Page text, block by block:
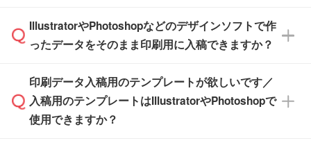
品が決まりましたらお早めのご発注をお願いい
たします。
※土日祝日を除く営業日換算です。
※沖縄・離島は追加日数がかかります。
※化粧箱から白箱への入れ替えや、オリジナル
箱の作成は原則承っておりません。
無料の「デザインシミュレーター」を使えば、
PCやスマホから簡単にデザインを作成できま
ザインソフトがなくても安心です。
また、「データ作成サービス
IllustratorやPhotoshopなどのデザインソフトで作
ったデータをそのまま印刷用に入稿できますか？
IllustratorやPhotoshop、CLIP STUDIOなどのデ
ザインソフトでこだわりのデザインを作成した
い方は、完全データ入稿
印刷データ入稿用のテンプレートが欲しいです／
入稿用のテンプレートはIllustratorやPhotoshopで
使用できますか？